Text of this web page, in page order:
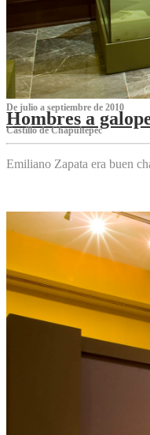
De julio a septiembre de 2010
Hombres a
Castillo de Chapultepec
Emiliano Zapata era buen